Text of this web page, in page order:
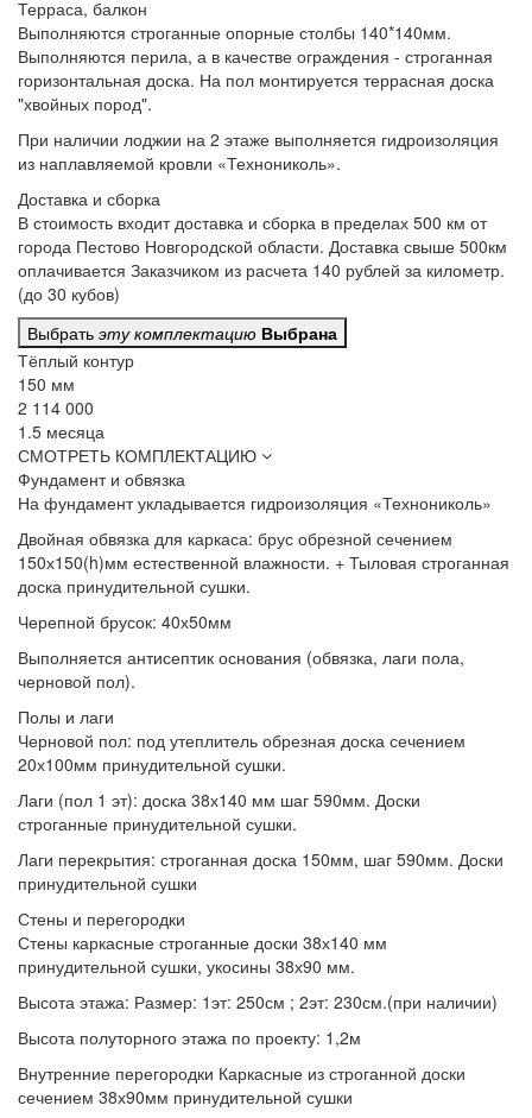
Терраса, балкон
Выполняются строганные опорные столбы 140*140мм.
Выполняются перила, а в качестве ограждения - строганная
горизонтальная доска. На пол монтируется террасная доска
"хвойных пород".
При наличии лоджии на 2 этаже выполняется гидроизоляция
из наплавляемой кровли «Технониколь».
Доставка и сборка
В стоимость входитдоставка и сборка в пределах 500 км от
города Пестово Новгородской области. Доставка свыше 500км
оплачивается Заказчиком из расчета 140 рублей за километр.
(до 30 кубов)
Выбрать эту комплектацию Выбрана
Тёплый контур
150 мм
2 114 000
1.5 месяца
СМОТРЕТЬ КОМПЛЕКТАЦИЮ
Фундамент и обвязка
На фундаментукладывается гидроизоляция «Технониколь»
Двойная обвязка для каркаса: брус обрезной сечением
150х150(h)мм естественной влажности. + Тыловая строганная
доска принудительной сушки.
Черепной брусок: 40х50мм
Выполняется антисептик основания (обвязка, лаги пола,
черновой пол).
Полы и лаги
Черновой пол: под утеплитель обрезная доска сечением
20х100мм принудительной сушки.
Лаги (пол 1 эт): доска 38х140 мм шаг 590мм. Доски
строганные принудительной сушки.
Лаги перекрытия: строганная доска 150мм, шаг 590мм. Доски
принудительной сушки
Стены и перегородки
Стены каркасные строганные доски 38х140 мм
принудительной сушки, укосины 38х90 мм.
Высота этажа: Размер: 1эт: 250см ; 2эт: 230см.(при наличии)
Высота полуторного этажа по проекту: 1,2м
Внутренние перегородки Каркасные из строганной доски
сечением 38х90мм принудительной сушки